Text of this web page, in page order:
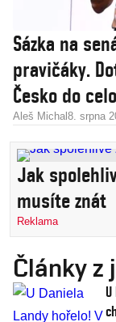
Sázka na
pravičáky.
Česko do
Aleš Michal 8. srpna
Jak
musíte znát
Reklama
Články